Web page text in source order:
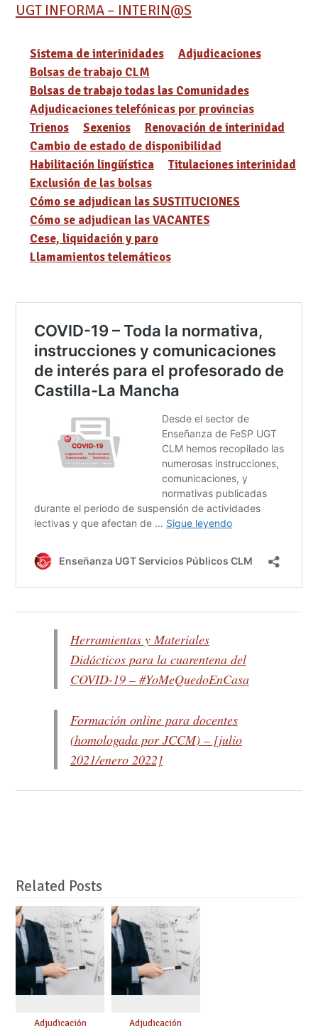
UGT INFORMA – INTERIN@S
Sistema de interinidades
Adjudicaciones
Bolsas de trabajo CLM
Bolsas de trabajo todas las Comunidades
Adjudicaciones telefónicas por provincias
Trienos
Sexenios
Renovación de interinidad
Cambio de estado de disponibilidad
Habilitación lingüística
Titulaciones interinidad
Exclusión de las bolsas
Cómo se adjudican las SUSTITUCIONES
Cómo se adjudican las VACANTES
Cese, liquidación y paro
Llamamientos telemáticos
Herramientas y Materiales
Didácticos para la cuarentena del
COVID-19 – #YoMeQuedoEnCasa
Formación online para docentes
(homologada por JCCM) – [julio
2021/enero 2022]
Related Posts
Adjudicación Adjudicación